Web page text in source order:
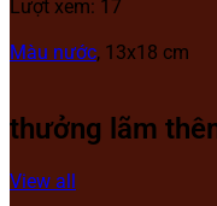
Lượt xem: 17
Màu nước, 13x18 cm
thưởng lãm
View all